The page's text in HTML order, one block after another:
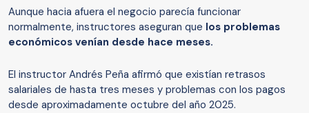
Aunque hacia afuera el negocio parecía funcionar
normalmente, instructores aseguran que los problemas
económicos venían desde hace meses.
El instructor Andrés Peña afirmó que existían retrasos
salariales de hasta tres meses y problemas con los pagos
desde aproximadamente octubre del año 2025.